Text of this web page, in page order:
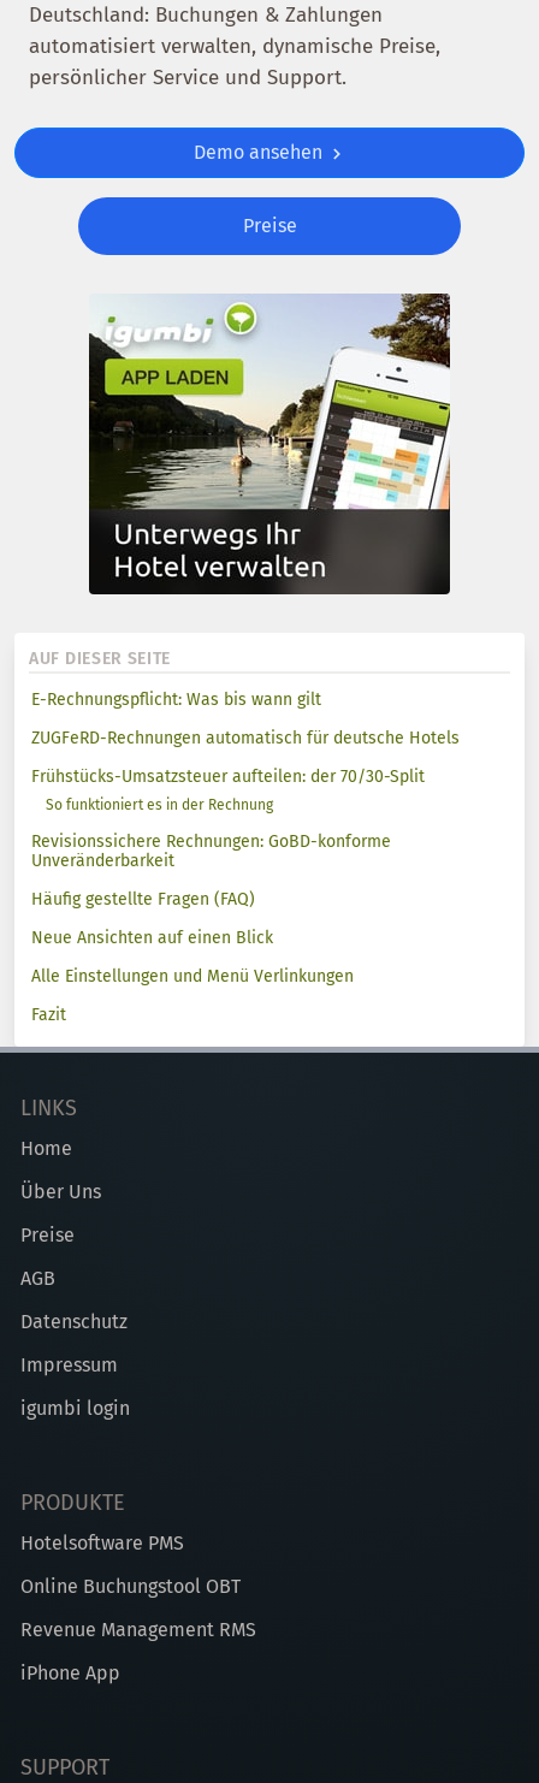
Deutschland: Buchungen & Zahlungen
automatisiert verwalten, dynamische Preise,
persönlicher Service und Support.
Demo ansehen
Preise
AUF DIESER SEITE
E-Rechnungspflicht: Was bis wann gilt
ZUGFeRD-Rechnungen automatisch für deutsche Hotels
Frühstücks-Umsatzsteuer aufteilen: der 70/30-Split
So funktioniert es in der Rechnung
Revisionssichere Rechnungen: GoBD-konforme
Unveränderbarkeit
Häufig gestellte Fragen (FAQ)
Neue Ansichten auf einen Blick
Alle Einstellungen und Menü Verlinkungen
Fazit
LINKS
Home
Über Uns
Preise
AGB
Datenschutz
Impressum
igumbi login
PRODUKTE
Hotelsoftware PMS
Online Buchungstool OBT
Revenue Management RMS
iPhone App
SUPPORT